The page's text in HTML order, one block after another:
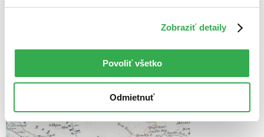
Zobraziť detaily
Povoliť všetko
Odmietnuť